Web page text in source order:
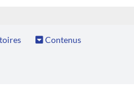
Contenus